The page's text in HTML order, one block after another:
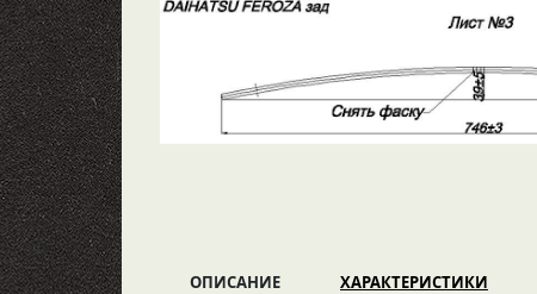
ОПИСАНИЕ ХАРАКТЕРИСТИКИ